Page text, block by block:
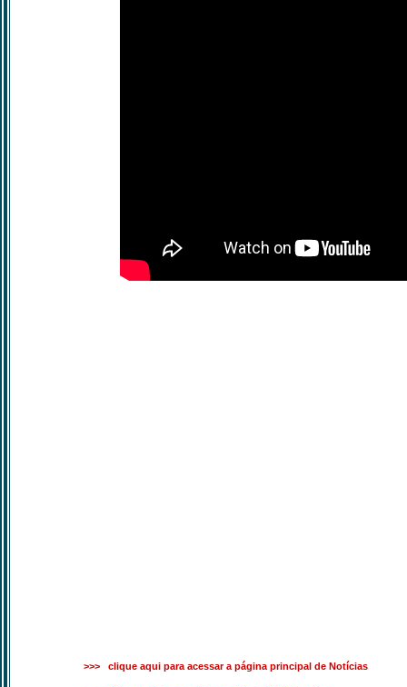
>>> clique aqui para acessar a página principal de Notícias